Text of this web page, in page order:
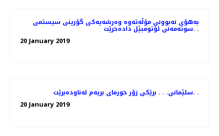
به‌هۆی نه‌بوونی مۆڵه‌ته‌وه‌ وه‌رشه‌یه‌كی گۆرینی سیستمی
سوته‌مه‌نی ئۆتومبێل داده‌خرێت. .
20 January 2019
سلێمانی. . . برێكی زۆر خورمای بریه‌م له‌ناوده‌برێت. .
20 January 2019